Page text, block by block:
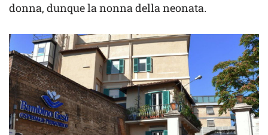
donna, dunque la nonna della neonata.